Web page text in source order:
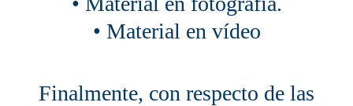
• Material en vídeo
Finalmente, con respecto de las